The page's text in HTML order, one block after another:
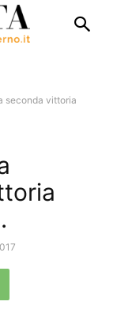
seconda vittoria